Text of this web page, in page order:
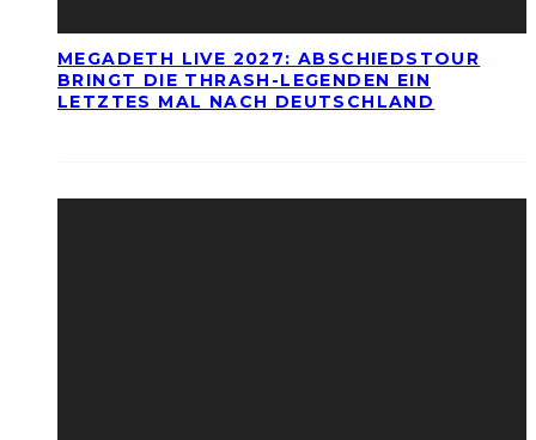
MEGADETH LIVE 2027: ABSCHIEDSTOUR
BRINGT DIE THRASH-LEGENDEN EIN
LETZTES MAL NACH DEUTSCHLAND